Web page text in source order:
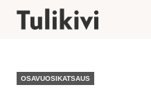
OSAVUOSIKATSAUS